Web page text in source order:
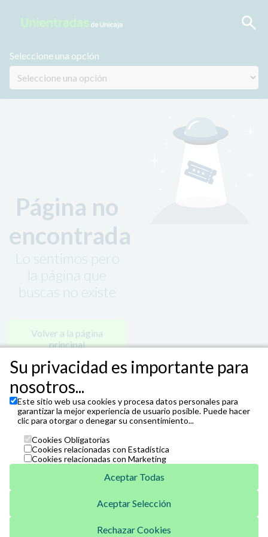
Seleccione una opción
Página no
encontrada
Lo sentimos pero
la página que
buscas no existe
Volver a la página
principal
Venta Telefónica
Su privacidad es importante para
nosotros...
Este sitio web usa cookies y procesa datos personales para
garantizar la mejor experiencia de usuario posible. Puede hacer
clic para otorgar o denegar su consentimiento...
Cookies Obligatorias
Cookies relacionadas con Estadística
Cookies relacionadas con Marketing
Aceptar Todas
Aceptar Selección
Rechazar Cookies